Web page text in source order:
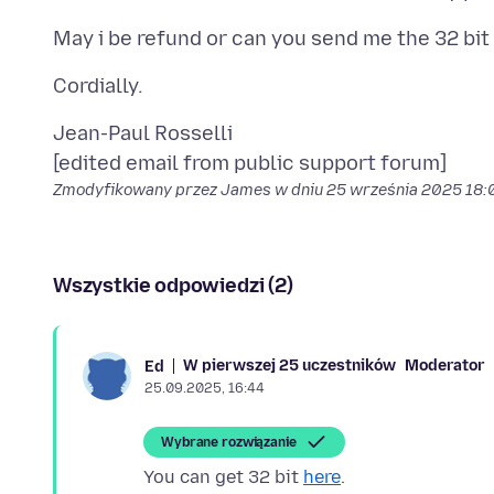
Jean-Paul Rosselli
Zmodyfikowany przez James w dniu25 września 2025
Wszystkie odpowiedzi (2)
Ed W pierwszej 25 uczestników Moderator
25.09.2025, 16:44
Wybrane rozwiązanie
You can get 32 bit here